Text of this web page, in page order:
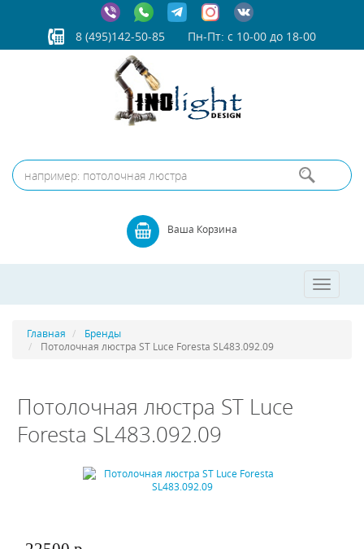
8 (495)142-50-85 Пн-Пт: с 10-00 до 18-00
Ваша Корзина
Toggle
Главная
Бренды
Потолочная люстра ST Luce Foresta SL483.092.09
Потолочная люстра ST Luce
Foresta SL483.092.09